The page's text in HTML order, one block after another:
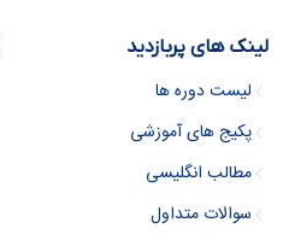
لینک های پربازدید
لیست دوره ها
پکیج های آموزشی
مطالب انگلیسی
سوالات متداول